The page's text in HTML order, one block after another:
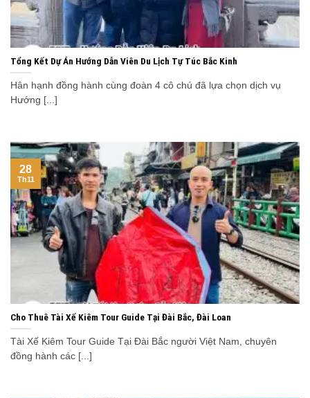
Tổng Kết Dự Án Hướng Dẫn Viên Du Lịch Tự Túc Bắc Kinh
Hân hạnh đồng hành cùng đoàn 4 cô chú đã lựa chọn dịch vụ
Hướng [...]
Cho Thuê Tài Xế Kiêm Tour Guide Tại Đài Bắc, Đài Loan
Tài Xế Kiêm Tour Guide Tại Đài Bắc người Việt Nam, chuyên
đồng hành các [...]
28
Th11